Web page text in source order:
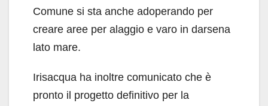
Comune si sta anche adoperando per
creare aree per alaggio e varo in darsena
lato mare.
Irisacqua ha inoltre comunicato che è
pronto il progetto definitivo per la